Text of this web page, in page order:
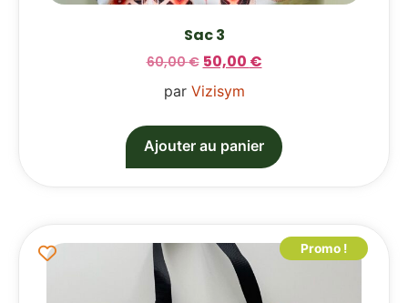
Sac 3
60,00€ 50,00 €
par Vizisym
Ajouter au panier
Promo !